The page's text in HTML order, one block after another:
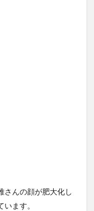
さんの顔が肥大化し
ます。